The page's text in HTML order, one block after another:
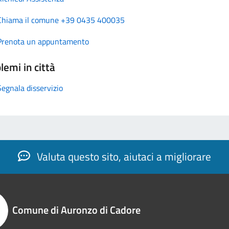
il comune +39 0435 400035
un appuntamento
in città
disservizio
Valuta questo sito, aiutaci a migliorare
Comune di Auronzo di Cadore